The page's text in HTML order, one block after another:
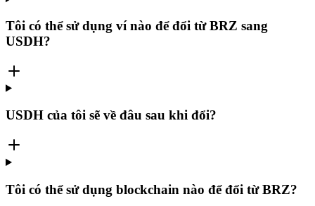
Tôi có thể sử dụng ví nào để đổi từ BRZ sang
USDH?
USDH của tôi sẽ về đâu sau khi đổi?
Tôi có thể sử dụng blockchain nào để đổi từ BRZ?